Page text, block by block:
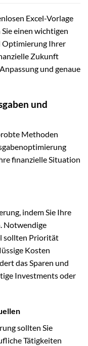
Excel-Vorlage
einen wichtigen
Optimierung Ihrer
Zukunft
und genaue
und
Methoden
finanzielle Situation
indem Sie Ihre
Notwendige
sollten Priorität
Kosten
das Sparen und
Investments oder
sollten Sie
Tätigkeiten